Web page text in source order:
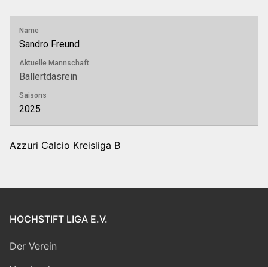
Name
Sandro Freund
Aktuelle Mannschaft
Ballertdasrein
Saisons
2025
Azzuri Calcio Kreisliga B
HOCHSTIFT LIGA E.V.
Der Verein